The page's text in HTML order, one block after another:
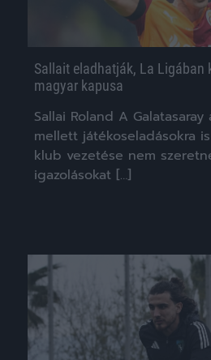
Sallait eladhatják, La Ligában
magyar kapusa
Sallai Roland A
mellett játékoseladásokra
klub vezetése nem
igazolásokat […]